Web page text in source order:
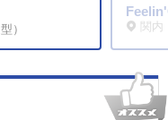
） 関内